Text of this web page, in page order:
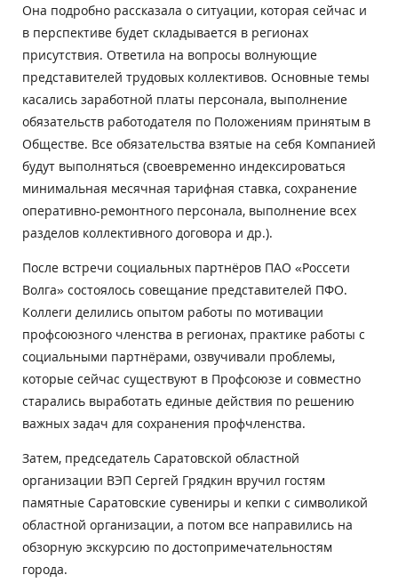
Она подробно рассказала о ситуации, которая сейчас и
в перспективе будет складывается в регионах
присутствия. Ответила на вопросы волнующие
представителей трудовых коллективов. Основные темы
касались заработной платы персонала, выполнение
обязательств работодателя по Положениям принятым в
Обществе. Все обязательства взятые на себя Компанией
будут выполняться (своевременно индексироваться
минимальная месячная тарифная ставка, сохранение
оперативно-ремонтного персонала, выполнение всех
разделов коллективного договора и др.).
После встречи социальных партнёров ПАО «Россети
Волга» состоялось совещание представителей ПФО.
Коллеги делились опытом работы по мотивации
профсоюзного членства в регионах, практике работы с
социальными партнёрами, озвучивали проблемы,
которые сейчас существуют в Профсоюзе и совместно
старались выработать единые действия по решению
важных задач для сохранения профчленства.
Затем, председатель Саратовской областной
организации ВЭП Сергей Грядкин вручил гостям
памятные Саратовские сувениры и кепки с символикой
областной организации, а потом все направились на
обзорную экскурсию по достопримечательностям
города.